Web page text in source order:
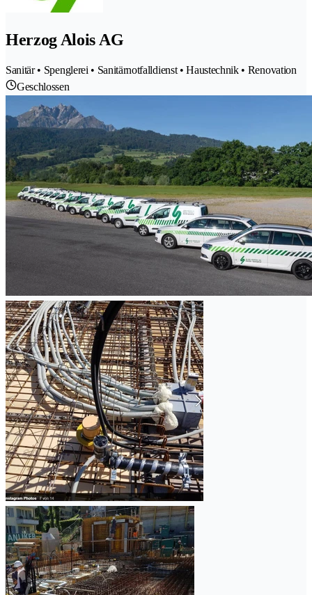
Herzog Alois AG
Sanitär • Spenglerei • Sanitärnotfalldienst • Haustechnik • Renovation
Geschlossen